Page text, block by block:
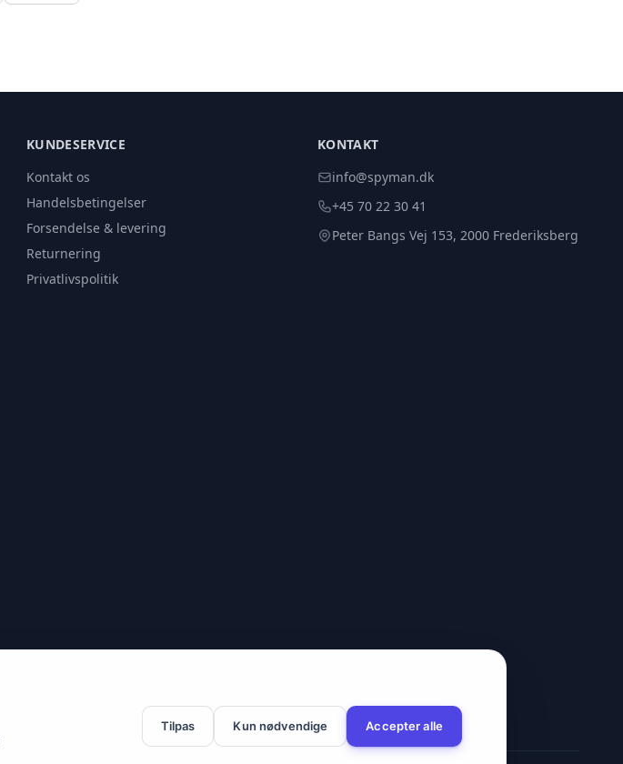
KUNDESERVICE
Kontakt os
Handelsbetingelser
Forsendelse & levering
Returnering
Privatlivspolitik
KONTAKT
info@spyman.dk
+45 70 22 30 41
Peter Bangs Vej 153, 2000 Frederiksberg
Tilpas Kun nødvendige Accepter alle